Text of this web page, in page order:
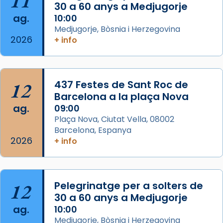
Photo
View on Facebook ·
Jaume, fill de Zebedeu, és juntament amb el
seu germà Joan i Pere un dels que
acompanyava més de prop Jesús.
Segons el llibre dels Fets (12,2) fou el primer
apòstol màrtir, decapitat a Jerusalem per
Herodes Agripa (vers l'any 44).
Regnes castellans i més tard de tota
Espanya.
El seu sepulcre a Compostela fou un gran
ag.
2026
30 a 60 anys a Medjugorje
10:00
Medjugorje, Bòsnia i Herzegovina
+ info
12
ag.
2026
437 Festes de Sant Roc de
Barcelona a la plaça Nova
09:00
Plaça Nova, Ciutat Vella, 08002
Barcelona, Espanya
+ info
12
ag.
Pelegrinatge per a solters de
30 a 60 anys a Medjugorje
10:00
Medjugorje, Bòsnia i Herzegovina